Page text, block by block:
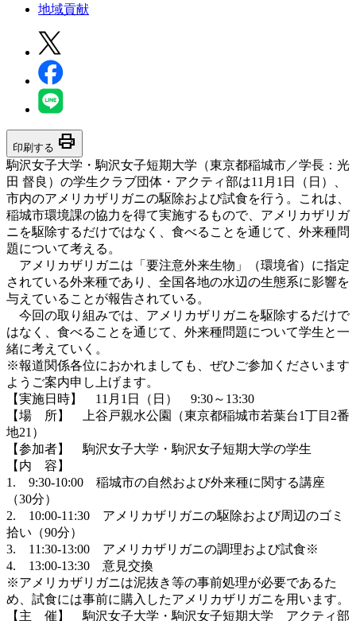
地域貢献
印刷する print
駒沢女子大学・駒沢女子短期大学（東京都稲城市／学長：光
田 督良）の学生クラブ団体・アクティ部は11月1日（日）、
市内のアメリカザリガニの駆除および試食を行う。これは、
稲城市環境課の協力を得て実施するもので、アメリカザリガ
ニを駆除するだけではなく、食べることを通じて、外来種問
題について考える。
アメリカザリガニは「要注意外来生物」（環境省）に指定
されている外来種であり、全国各地の水辺の生態系に影響を
与えていることが報告されている。
今回の取り組みでは、アメリカザリガニを駆除するだけで
はなく、食べることを通じて、外来種問題について学生と一
緒に考えていく。
※報道関係各位におかれましても、ぜひご参加くださいます
ようご案内申し上げます。
【実施日時】 11月1日（日） 9:30～13:30
【場 所】 上谷戸親水公園（東京都稲城市若葉台1丁目2番
地21）
【参加者】 駒沢女子大学・駒沢女子短期大学の学生
【内 容】
1. 9:30-10:00 稲城市の自然および外来種に関する講座
（30分）
2. 10:00-11:30 アメリカザリガニの駆除および周辺のゴミ
拾い（90分）
3. 11:30-13:00 アメリカザリガニの調理および試食※
4. 13:00-13:30 意見交換
※アメリカザリガニは泥抜き等の事前処理が必要であるた
め、試食には事前に購入したアメリカザリガニを用います。
【主 催】 駒沢女子大学・駒沢女子短期大学 アクティ部